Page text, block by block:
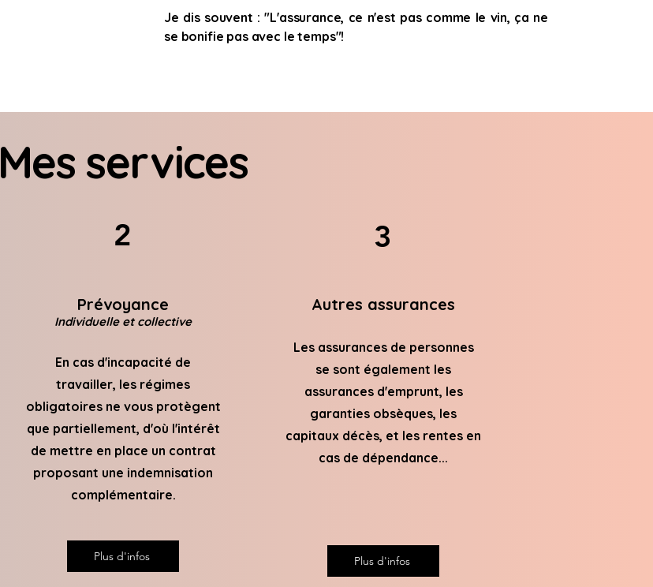
Je dis souvent : "L'assurance, ce n'est pas comme le vin, ça ne
se bonifie pas avec le temps"!
Mes services
2
Prévoyance
Individuelle et collective
En cas d'incapacité de
travailler, les régimes
obligatoires ne vous protègent
que partiellement, d'où l'intérêt
de mettre en place un contrat
proposant une indemnisation
complémentaire.
Plus d'infos
3
Autres assurances
Les assurances de personnes
se sont également les
assurances d'emprunt, les
garanties obsèques, les
capitaux décès, et les rentes en
cas de dépendance...
Plus d'infos